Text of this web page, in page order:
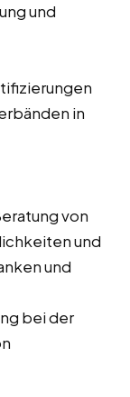
und
in
von
und
und
bei der